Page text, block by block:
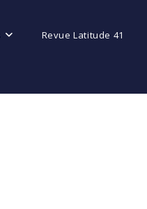
Revue Latitude 41